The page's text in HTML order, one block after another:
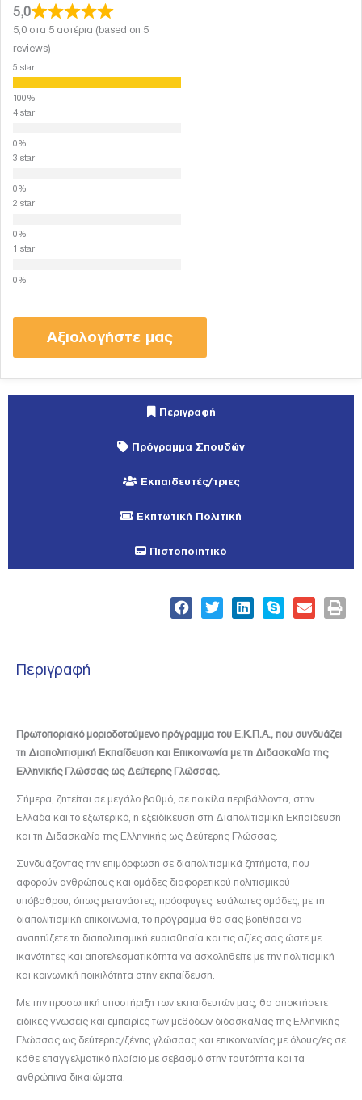
Περιγραφή
Πρόγραμμα Σπουδών
Εκπαιδευτές/τριες
Εκπτωτική Πολιτική
Πιστοποιητικό
Περιγραφή
Πρωτοποριακό μοριοδοτούμενο πρόγραμμα του Ε.Κ.Π.Α., που συνδυάζει
τη Διαπολιτισμική Εκπαίδευση και Επικοινωνία με τη Διδασκαλία της
Ελληνικής Γλώσσας ως Δεύτερης Γλώσσας.
Σήμερα, ζητείται σε μεγάλο βαθμό, σε ποικίλα περιβάλλοντα, στην
Ελλάδα και το εξωτερικό, η εξειδίκευση στη Διαπολιτισμική Εκπαίδευση
και τη Διδασκαλία της Ελληνικής ως Δεύτερης Γλώσσας.
Συνδυάζοντας την επιμόρφωση σε διαπολιτισμικά ζητήματα, που
αφορούν ανθρώπους και ομάδες διαφορετικού πολιτισμικού
υπόβαθρου, όπως μετανάστες, πρόσφυγες, ευάλωτες ομάδες, με τη
διαπολιτισμική επικοινωνία, το πρόγραμμα θα σας βοηθήσει να
αναπτύξετε τη διαπολιτισμική ευαισθησία και τις αξίες σας ώστε με
ικανότητες και αποτελεσματικότητα να ασχοληθείτε με την πολιτισμική
και κοινωνική ποικιλότητα στην εκπαίδευση.
Με την προσωπική υποστήριξη των εκπαιδευτών μας, θα αποκτήσετε
ειδικές γνώσεις και εμπειρίες των μεθόδων διδασκαλίας της Ελληνικής
Γλώσσας ως δεύτερης/ξένης γλώσσας και επικοινωνίας με όλους/ες σε
κάθε επαγγελματικό πλαίσιο με σεβασμό στην ταυτότητα και τα
ανθρώπινα δικαιώματα.
5,0
5,0 στα 5 αστέρια (based on 5
reviews)
5 star
4 star
3 star
2 star
1 star
Αξιολογήστε μας